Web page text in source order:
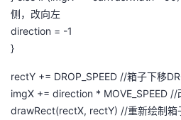
侧，改向左
direction = -1
}
rectY += DROP_SPEED //箱子下移
imgX += direction * MOVE_SPEED //
drawRect(rectX, rectY) //重新绘制箱